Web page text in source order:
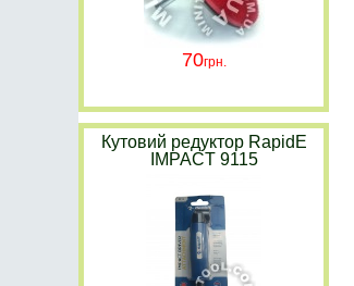
70
Кутовий редуктор RapidE
IMPACT 9115